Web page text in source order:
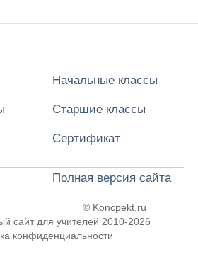
Начальные классы
Старшие классы
Сертификат
Полная версия сайта
© Koncpekt.ru
сайт для учителей 2010-2026
конфиденциальности